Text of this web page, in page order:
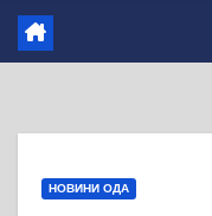
НОВИНИ ОДА